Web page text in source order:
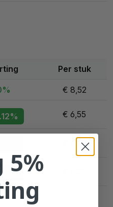
Per stuk
€ 8,52
€ 6,55
€ 5,52
5%